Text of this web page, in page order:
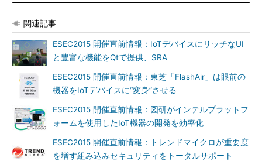
関連記事
ESEC2015 開催直前情報：IoTデバイスにリッチなUI
と豊富な機能をQtで提供、SRA
ESEC2015 開催直前情報：東芝「FlashAir」は眼前の
機器をIoTデバイスに“変身”させる
ESEC2015 開催直前情報：図研がインテルプラットフ
ォームを使用したIoT機器の開発を効率化
ESEC2015 開催直前情報：トレンドマイクロが重要度
を増す組み込みセキュリティをトータルサポート